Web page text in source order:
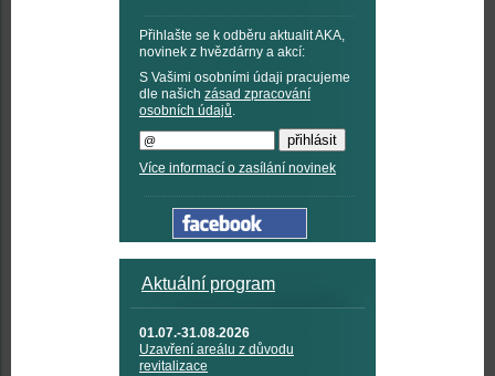
Přihlašte se k odběru aktualit AKA,
novinek z hvězdárny a akcí:
S Vašimi osobními údaji pracujeme
dle našich zásad zpracování
osobních údajů.
Více informací o zasílání novinek
Aktuální program
01.07.-31.08.2026
Uzavření areálu z důvodu
revitalizace